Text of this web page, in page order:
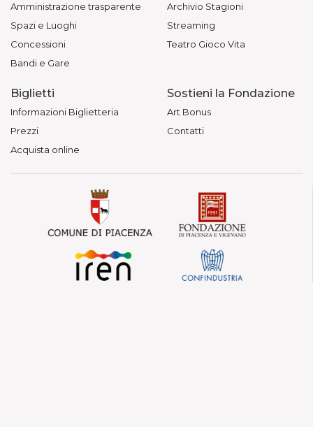
Amministrazione trasparente
Spazi e Luoghi
Concessioni
Bandi e Gare
Archivio Stagioni
Streaming
Teatro Gioco Vita
Biglietti
Informazioni Biglietteria
Prezzi
Acquista online
Sostieni la Fondazione
Art Bonus
Contatti